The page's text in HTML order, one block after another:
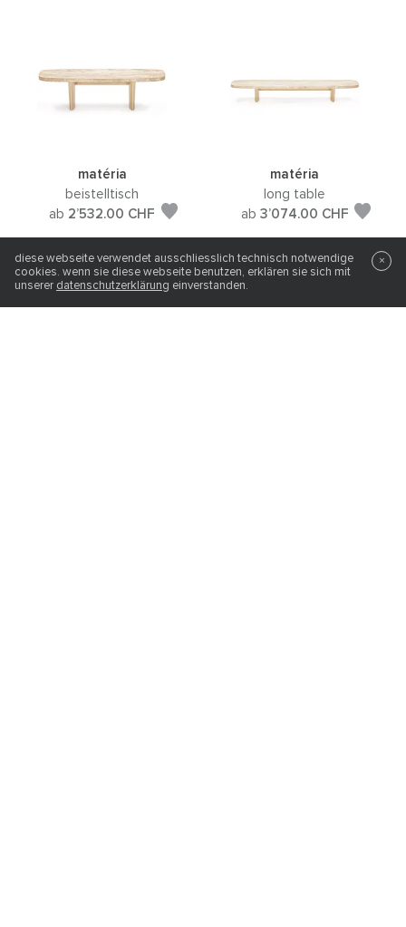
matéria
beistelltisch
ab 2’532.00 CHF
matéria
long table
ab 3’074.00 CHF
diese webseite verwendet ausschliesslich technisch notwendige
cookies. wenn sie diese webseite benutzen, erklären sie sich mit
unserer datenschutzerklärung einverstanden.
×